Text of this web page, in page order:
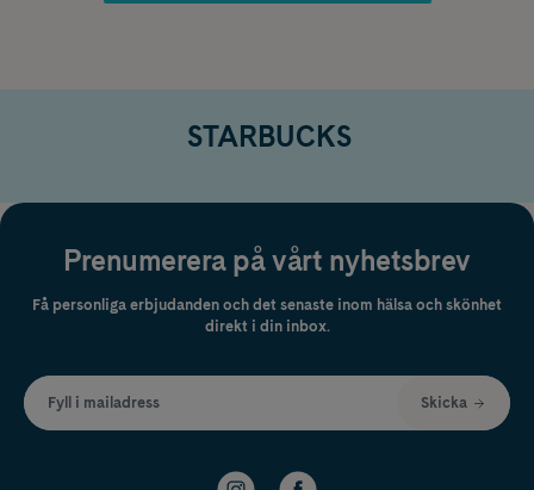
STARBUCKS
Prenumerera på vårt nyhetsbrev
Få personliga erbjudanden och det senaste inom hälsa och skönhet
direkt i din inbox.
Fyll i mailadress Skicka